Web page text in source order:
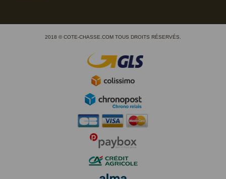
2018 © COTE-CHASSE.COM TOUS DROITS RÉSERVÉS.